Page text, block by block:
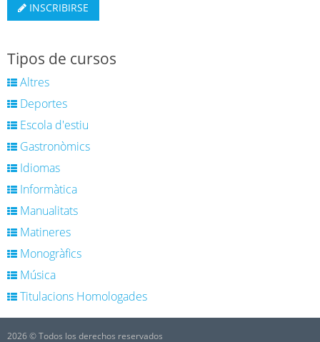
INSCRIBIRSE
Tipos de cursos
Altres
Deportes
Escola d'estiu
Gastronòmics
Idiomas
Informàtica
Manualitats
Matineres
Monogràfics
Música
Titulacions Homologades
2026 © Todos los derechos reservados